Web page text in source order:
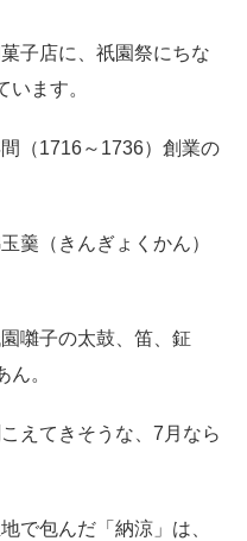
子店に、祇園祭にちな
ます。
（1716～1736）創業の
羹（きんぎょくかん）
囃子の太鼓、笛、鉦
ん。
えてきそうな、7月なら
で包んだ「納涼」は、